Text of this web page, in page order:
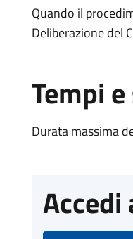
Quando il
Deliberazione del
Tempi
Durata massima
Accedi